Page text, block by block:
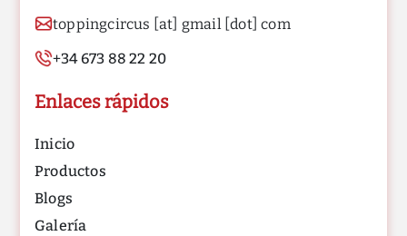
toppingcircus [at] gmail [dot] com
+34 673 88 22 20
Enlaces rápidos
Inicio
Productos
Blogs
Galería